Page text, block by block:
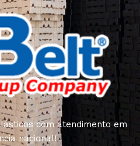
com atendimento em
nacional!